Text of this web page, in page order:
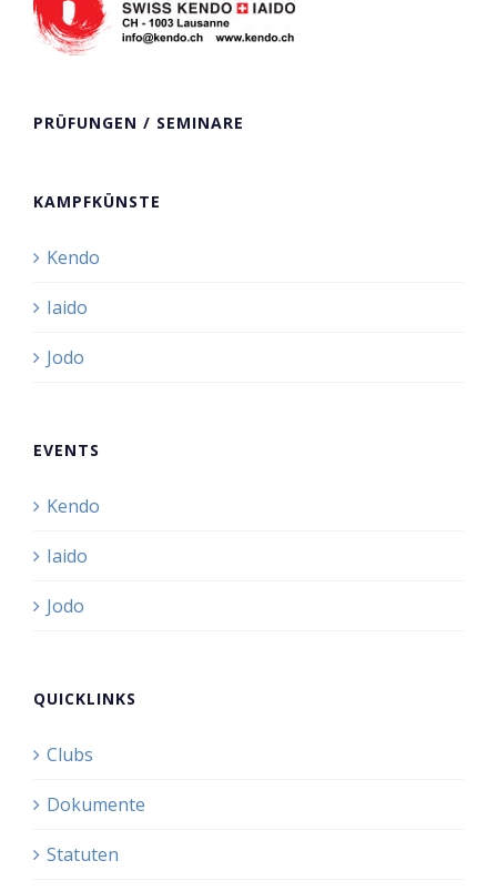
PRÜFUNGEN / SEMINARE
KAMPFKÜNSTE
Kendo
Iaido
Jodo
EVENTS
Kendo
Iaido
Jodo
QUICKLINKS
Clubs
Dokumente
Statuten